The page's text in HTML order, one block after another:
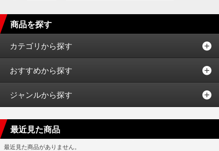
商品を探す
カテゴリから探す
おすすめから探す
ジャンルから探す
最近見た商品
最近見た商品がありません。